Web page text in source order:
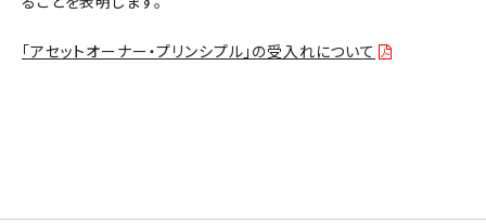
「アセットオーナー・プリンシプル」の受入れについて